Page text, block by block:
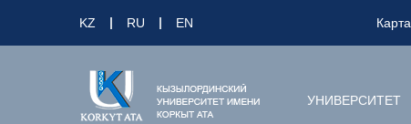
KZ RU EN
УНИВЕРСИТЕТ